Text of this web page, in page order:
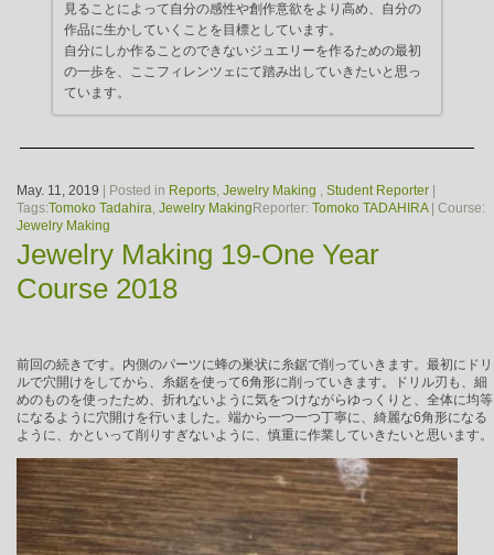
見ることによって自分の感性や創作意欲をより高め、自分の
作品に生かしていくことを目標としています。
自分にしか作ることのできないジュエリーを作るための最初
の一歩を、ここフィレンツェにて踏み出していきたいと思っ
ています。
May. 11, 2019 | Posted in Reports, Jewelry Making , Student Reporter
Tags:Tomoko Tadahira, Jewelry Making Reporter: Tomoko TADAHIRA| Course:
Jewelry Making
Jewelry Making 19-One Year
Course 2018
前回の続きです。内側のパーツに蜂の巣状に糸鋸で削っていきます。最初にドリ
ルで穴開けをしてから、糸鋸を使って6角形に削っていきます。ドリル刃も、細
めのものを使ったため、折れないように気をつけながらゆっくりと、全体に均等
になるように穴開けを行いました。端から一つ一つ丁寧に、綺麗な6角形になる
ように、かといって削りすぎないように、慎重に作業していきたいと思います。